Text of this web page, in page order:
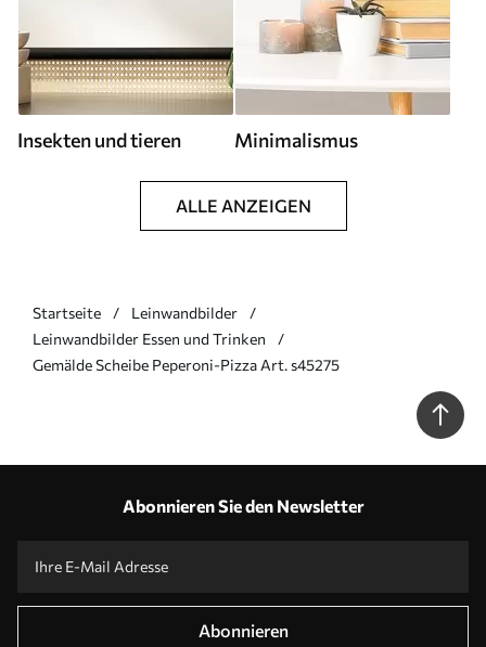
Insekten und tieren Minimalismus
ALLE ANZEIGEN
Startseite
Leinwandbilder
Leinwandbilder Essen und Trinken
Gemälde Scheibe Peperoni-Pizza Art. s45275
Abonnieren Sie den Newsletter
Abonnieren